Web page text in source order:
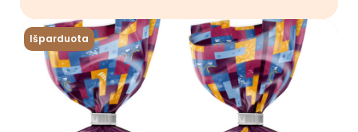
Išparduota